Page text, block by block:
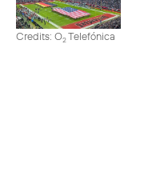
Credits: O2Telefónica